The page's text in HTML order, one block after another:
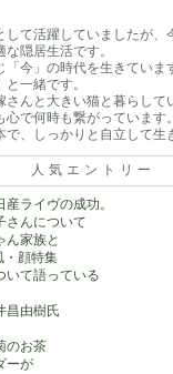
して活躍していましたが、
隠居生活です。
今」の時代を生きていま
一緒です。
さんと大きい猫と暮らして
で何時も繋がっています。
、しっかりと自立して生
人気エントリー
ライヴの成功。
さんについて
ん家族と
顔特集
いて語っている
昌由樹氏
のお茶
ーが